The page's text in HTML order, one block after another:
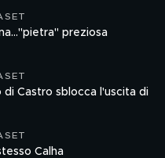
preziosa
di Castro sblocca l'uscita di
Calha